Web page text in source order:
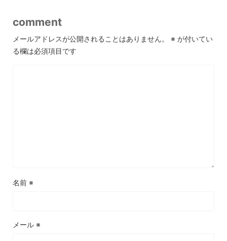
comment
メールアドレスが公開されることはありません。 ※ が付いてい
る欄は必須項目です
名前 ※
メール ※